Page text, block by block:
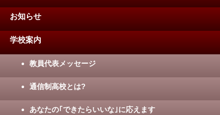
お知らせ
学校案内
教員代表メッセージ
通信制高校とは?
あなたの｢できたらいいな｣に応えます